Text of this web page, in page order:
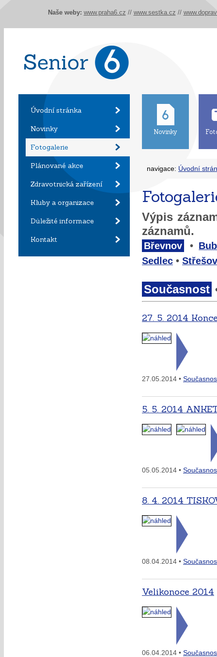
Úvodní stránka
Novinky
Fotogalerie
Plánované akce
Zdravotnická zařízení
Kluby a organizace
Důležité informace
Kontakt
Novinky
navigace: Úvodní
Výpis
záznamů.
Břevnov •
Sedlec •
Současnost
27. 5. 2014
27.05.2014 •
5. 5. 2014
05.05.2014 •
8. 4. 2014
08.04.2014 •
Velikonoce 2014
06.04.2014 •
Naše weby: www.praha6.cz // www.sestka.cz //